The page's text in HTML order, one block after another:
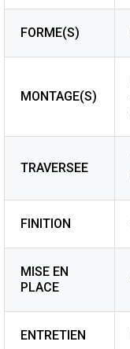
FORME(S)
MONTAGE(S)
TRAVERSEE
FINITION
MISE EN
PLACE
ENTRETIEN